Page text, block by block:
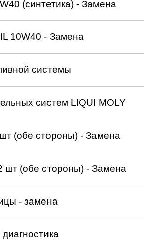
(синтетика) - Замена
10W40 - Замена
системы
систем LIQUI MOLY
(обе стороны) - Замена
шт (обе стороны) - Замена
- замена